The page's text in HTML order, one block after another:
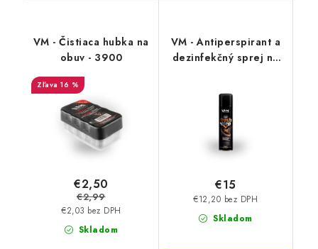
VM - Čistiaca hubka na
obuv - 3900
16 %
Skladom
€2,03 bez DPH
€2,50
€2,99
VM - Antiperspirant a
dezinfekčný sprej na
Skladom
€12,20 bez DPH
€15